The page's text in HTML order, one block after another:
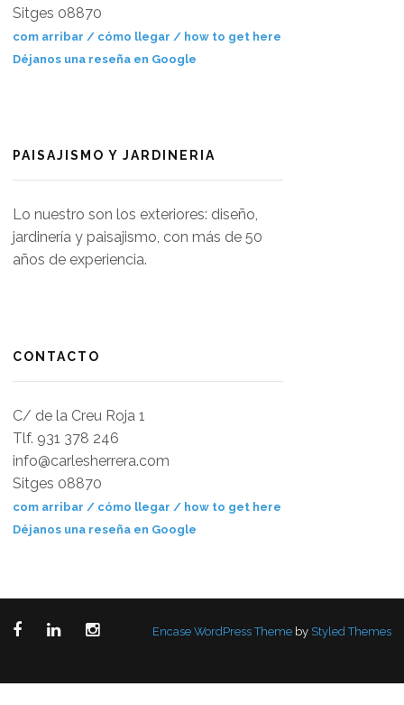
Sitges 08870
com arribar / cómo llegar / how to get here
Déjanos una reseña en Google
PAISAJISMO Y JARDINERIA
Lo nuestro son los exteriores: diseño,
jardinería y paisajismo, con más de 50
años de experiencia.
CONTACTO
C/ de la Creu Roja 1
Tlf. 931 378 246
info@carlesherrera.com
Sitges 08870
com arribar / cómo llegar / how to get here
Déjanos una reseña en Google
Encase WordPress Themeby Styled Themes